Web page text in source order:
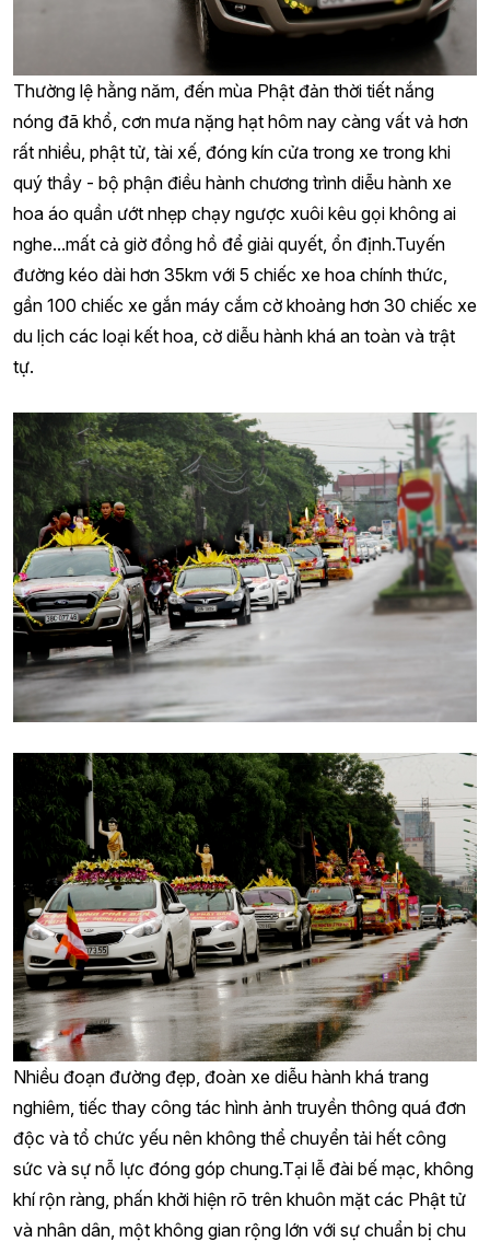
Thường lệ hằng năm, đến mùa Phật đản thời tiết nắng
nóng đã khổ, cơn mưa nặng hạt hôm nay càng vất vả hơn
rất nhiều, phật tử, tài xế, đóng kín cửa trong xe trong khi
quý thầy - bộ phận điều hành chương trình diễu hành xe
hoa áo quần ướt nhẹp chạy ngược xuôi kêu gọi không ai
nghe...mất cả giờ đồng hồ để giải quyết, ổn định.Tuyến
đường kéo dài hơn 35km với 5 chiếc xe hoa chính thức,
gần 100 chiếc xe gắn máy cắm cờ khoảng hơn 30 chiếc xe
du lịch các loại kết hoa, cờ diễu hành khá an toàn và trật
tự.
Nhiều đoạn đường đẹp, đoàn xe diễu hành khá trang
nghiêm, tiếc thay công tác hình ảnh truyền thông quá đơn
độc và tổ chức yếu nên không thể chuyển tải hết công
sức và sự nỗ lực đóng góp chung.Tại lễ đài bế mạc, không
khí rộn ràng, phấn khởi hiện rõ trên khuôn mặt các Phật tử
và nhân dân, một không gian rộng lớn với sự chuẩn bị chu